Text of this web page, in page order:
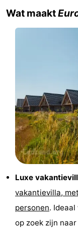
Noordzee
-
Resort
Nieuwvliet-
Bad
Waterdunen
Zonneweelde
Zwinhoeve
Last
Zien
Wat maakt
Luxe
vakantievilla,
personen.
op zoek zijn